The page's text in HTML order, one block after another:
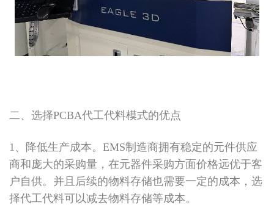
二、选择PCBA代工代料模式的优点
1、降低生产成本。EMS制造商拥有稳定的元件供应
商和庞大的采购量，在元器件采购方面价格远优于客
户自供。并且后续的物料存储也需要一定的成本，选
择代工代料可以减去物料存储等成本。